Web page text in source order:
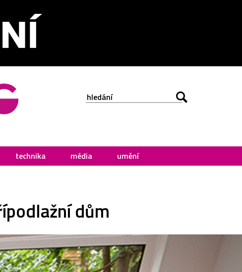
technika média umění
dům